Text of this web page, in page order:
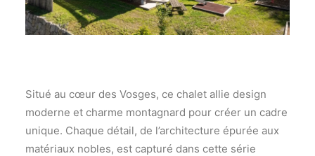
Situé au cœur des Vosges, ce chalet allie design
moderne et charme montagnard pour créer un cadre
unique. Chaque détail, de l’architecture épurée aux
matériaux nobles, est capturé dans cette série